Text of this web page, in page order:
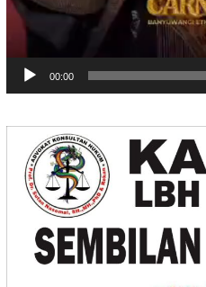
00:00